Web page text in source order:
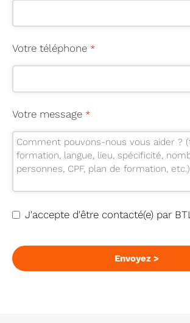
Votre téléphone *
C
o
nt
ct
E
ai
*
Votre message *
J'accepte d'être contacté(e) par BTL
Envoyez >